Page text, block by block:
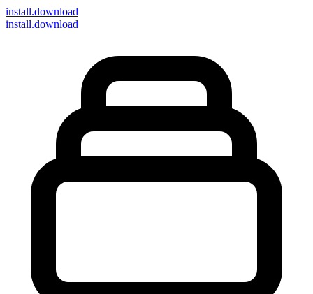
install.download
install.download